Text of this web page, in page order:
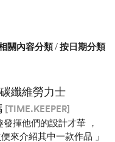
關內容分類/按日期分類
纖維勞力士
[TIME.KEEPER]
揮他們的設計才華 ，
來介紹其中一款作品 」